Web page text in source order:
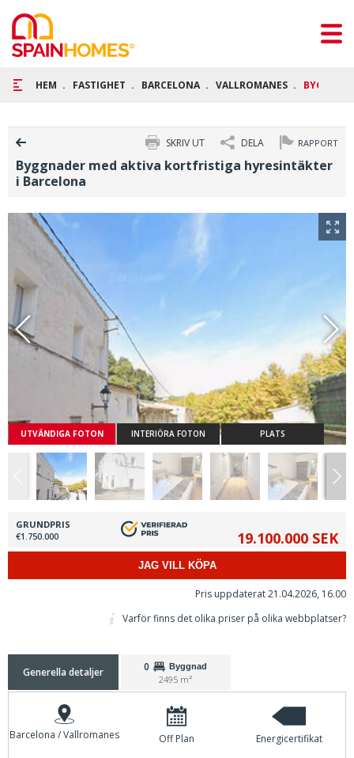
HEM FASTIGHET BARCELONA VALLROMANES
RAPPORT
DELA
SKRIV UT
Byggnader med aktiva kortfristiga hyresintäkter
i Barcelona
UTVÄNDIGA FOTON INTERIÖRA FOTON PLATS
GRUNDPRIS
€1.750.000
19.100.000 SEK
JAG VILL KÖPA
Pris uppdaterat 21.04.2026, 16.00
Varför finns det olika priser på olika webbplatser?
Generella detaljer 0 Byggnad
2495 m²
Barcelona / Vallromanes Off Plan Energicertifikat